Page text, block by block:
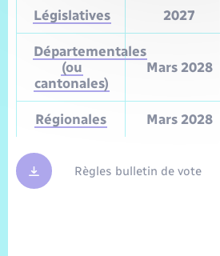
Législatives 2027
Départementales
(ou
cantonales)
Mars 2028
Régionales Mars 2028
Règles bulletin de vote